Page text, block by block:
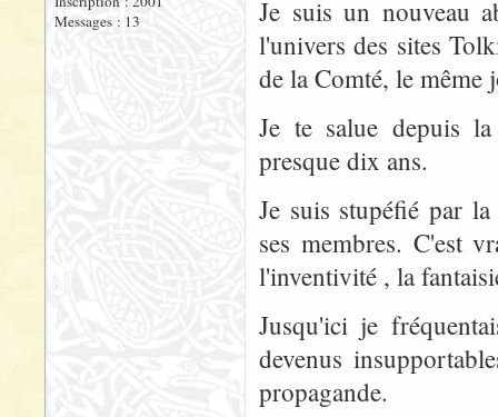
Messages : 13
Je suis un nouveau
l'univers des sites
de la Comté, le même
Je te salue depuis
presque dix ans.
Je suis stupéfié par
ses membres. C'est
l'inventivité , la
Jusqu'ici je
devenus
propagande.